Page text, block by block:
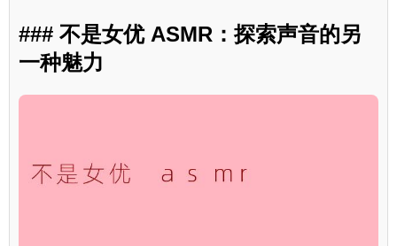
### 不是女优 ASMR：探索声音的另
一种魅力